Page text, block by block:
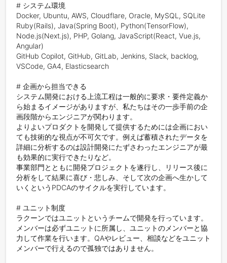
# システム環境
Docker, Ubuntu, AWS, Cloudflare, Oracle, MySQL, SQLite
Ruby(Rails), Java(Spring Boot), Python(TensorFlow),
Node.js(Next.js), PHP, Golang, JavaScript(React, Vue.js,
Angular)
GitHub Copilot, GitHub, GitLab, Jenkins, Slack, backlog,
VSCode, GA4, Elasticsearch
# 企画から担当できる
システム開発における上流工程は一般的に要求・要件定義か
ら始まるイメージがありますが、私たちはその一歩手前の企
画段階からエンジニアが関わります。
よりよいプロダクトを開発して提供するためには企画におい
ても技術的な視点が不可欠です。例えば蓄積されたデータを
詳細に分析するのは設計開発にたずさわったエンジニアが最
も効果的に実行できたりなど。
事業部門とともに開発プロジェクトを遂行し、リリース後に
分析をして結果に喜び・悲しみ、そして次の企画へ生かして
いくというPDCAのサイクルを実行しています。
# ユニット制度
ラクーンではユニットというチームで開発を行っています。
メンバーは必ずユニットに所属し、ユニットのメンバーと協
力して作業を行います。QAやレビュー、相談などをユニット
メンバーで行えるので孤独ではありません。